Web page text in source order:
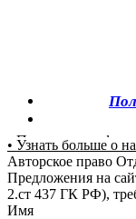
• Политика
• Узнать больше о
Авторское право
Предложения на
2.ст 437 ГК РФ),
Имя